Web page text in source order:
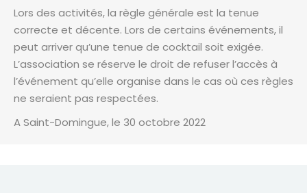
Lors des activités, la règle générale est la tenue
correcte et décente. Lors de certains événements, il
peut arriver qu’une tenue de cocktail soit exigée.
L’association se réserve le droit de refuser l’accès à
l’événement qu’elle organise dans le cas où ces règles
ne seraient pas respectées.
A Saint-Domingue, le 30 octobre 2022